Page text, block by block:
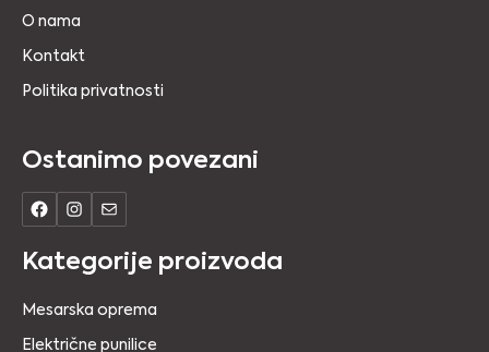
O nama
Kontakt
Politika privatnosti
Ostanimo povezani
Kategorije proizvoda
Mesarska oprema
Električne punilice